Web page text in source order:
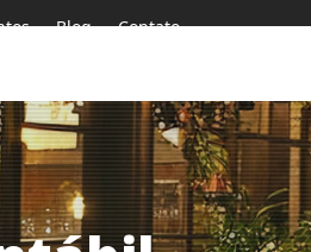
Blog Contato